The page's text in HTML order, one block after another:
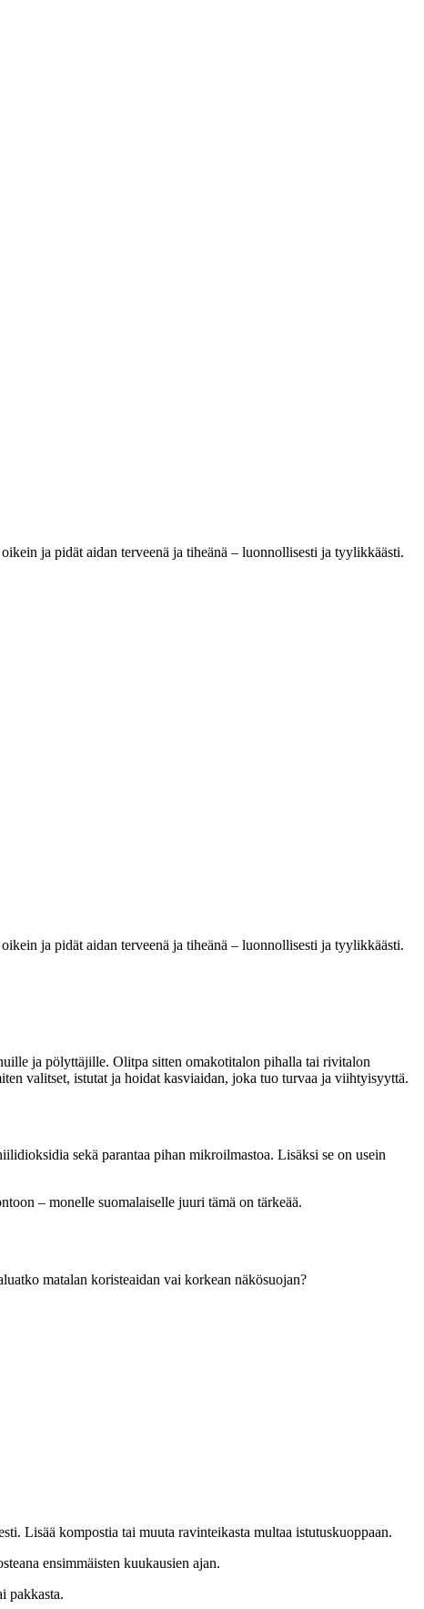
ja pidät aidan terveenä ja tiheänä – luonnollisesti ja tyylikkäästi.
ja pidät aidan terveenä ja tiheänä – luonnollisesti ja tyylikkäästi.
ja pölyttäjille. Olitpa sitten omakotitalon pihalla tai rivitalon
valitset, istutat ja hoidat kasviaidan, joka tuo turvaa ja viihtyisyyttä.
sekä parantaa pihan mikroilmastoa. Lisäksi se on usein
– monelle suomalaiselle juuri tämä on tärkeää.
matalan koristeaidan vai korkean näkösuojan?
Lisää kompostia tai muuta ravinteikasta multaa istutuskuoppaan.
ensimmäisten kuukausien ajan.
pakkasta.